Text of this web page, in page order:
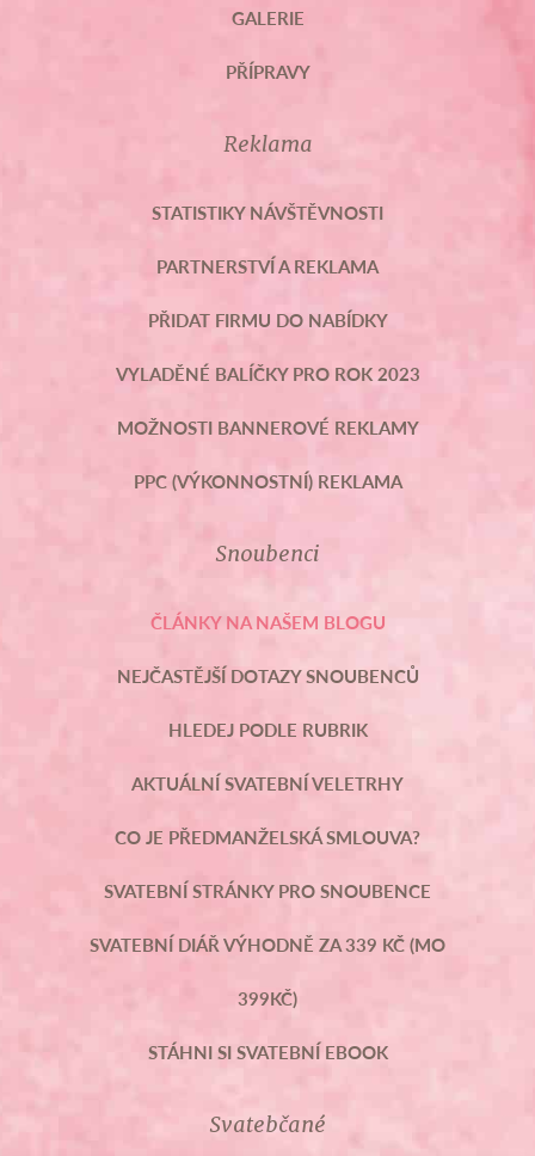
GALERIE
PŘÍPRAVY
Reklama
STATISTIKY NÁVŠTĚVNOSTI
PARTNERSTVÍ A REKLAMA
PŘIDAT FIRMU DO NABÍDKY
VYLADĚNÉ BALÍČKY PRO ROK 2023
MOŽNOSTI BANNEROVÉ REKLAMY
PPC (VÝKONNOSTNÍ) REKLAMA
Snoubenci
ČLÁNKY NA NAŠEM BLOGU
NEJČASTĚJŠÍ DOTAZY SNOUBENCŮ
HLEDEJ PODLE RUBRIK
AKTUÁLNÍ SVATEBNÍ VELETRHY
CO JE PŘEDMANŽELSKÁ SMLOUVA?
SVATEBNÍ STRÁNKY PRO SNOUBENCE
SVATEBNÍ DIÁŘ VÝHODNĚ ZA 339 KČ (MO
399KČ)
STÁHNI SI SVATEBNÍ EBOOK
Svatebčané